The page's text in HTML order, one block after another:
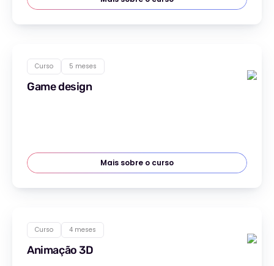
Curso 5 meses
Game design
Mais sobre o curso
Curso 4 meses
Animação 3D